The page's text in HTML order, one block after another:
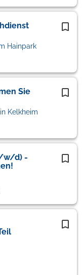
Hainpark
Sie
Kelkheim
w/d) -